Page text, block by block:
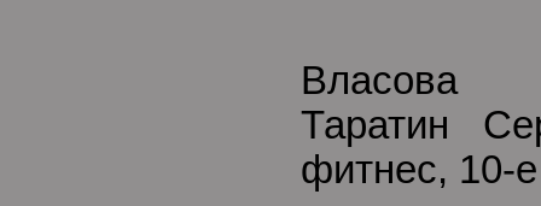
Власова
Таратин
фитнес, 10-